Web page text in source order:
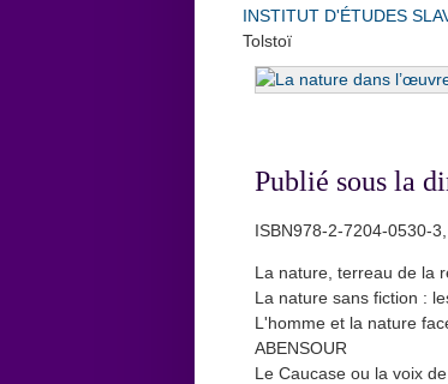
INSTITUT D'ÉTUDES
Tolstoï
Publié sous la
ISBN978-2-7204-0530-
La nature, terreau de la
La nature sans fiction :
L'homme et la nature
ABENSOUR
Le Caucase ou la voix